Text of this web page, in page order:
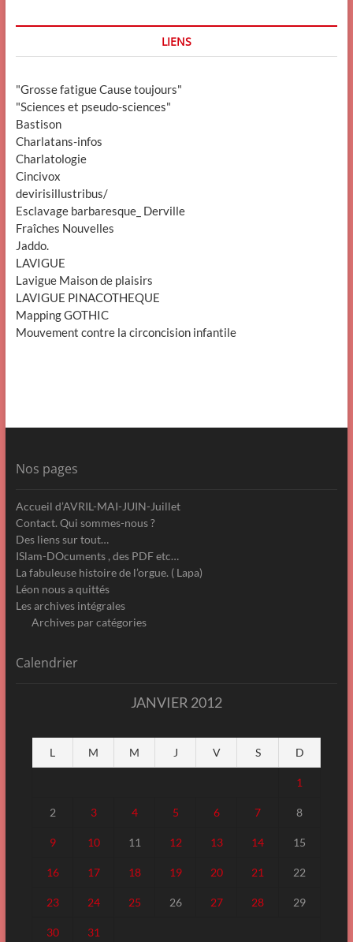
LIENS
"Grosse fatigue Cause toujours"
"Sciences et pseudo-sciences"
Bastison
Charlatans-infos
Charlatologie
Cincivox
devirisillustribus/
Esclavage barbaresque_ Derville
Fraîches Nouvelles
Jaddo.
LAVIGUE
Lavigue Maison de plaisirs
LAVIGUE PINACOTHEQUE
Mapping GOTHIC
Mouvement contre la circoncision infantile
Nos pages
Accueil d’AVRIL-MAI-JUIN-Juillet
Contact. Qui sommes-nous ?
Des liens sur tout…
ISlam-DOcuments , des PDF etc…
La fabuleuse histoire de l’orgue. ( Lapa)
Léon nous a quittés
Les archives intégrales
Archives par catégories
Calendrier
JANVIER 2012
L M M J V S D
1
2 3 4 5 6 7 8
9 10 11 12 13 14 15
16 17 18 19 20 21 22
23 24 25 26 27 28 29
30 31